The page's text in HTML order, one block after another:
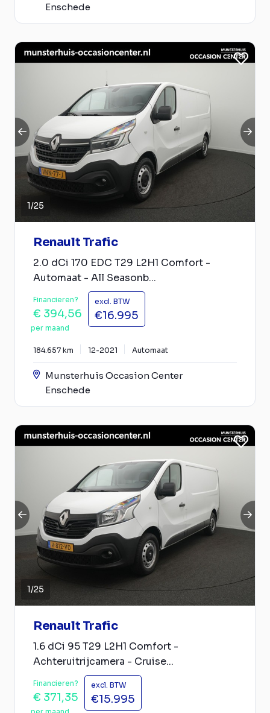
Enschede
1/25
Renault Trafic
2.0 dCi 170 EDC T29 L2H1 Comfort -
Automaat - All Seasonb...
Financieren?
€ 394,56
per maand
excl. BTW
€16.995
184.657 km 12-2021 Automaat
Munsterhuis Occasion Center
Enschede
1/25
Renault Trafic
1.6 dCi 95 T29 L2H1 Comfort -
Achteruitrijcamera - Cruise...
Financieren?
€ 371,35
per maand
excl. BTW
€15.995